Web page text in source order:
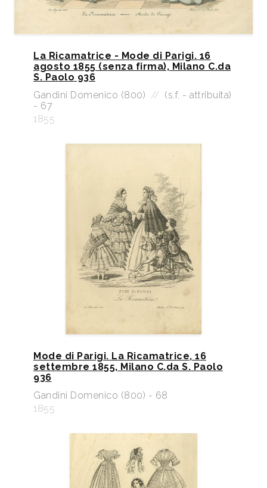
La Ricamatrice - Mode di Parigi. 16
agosto 1855 (senza firma), Milano C.da
S. Paolo 936
Gandini Domenico (800) // (s.f. - attribuita)
- 67
1855
Mode di Parigi. La Ricamatrice, 16
settembre 1855, Milano C.da S. Paolo
936
Gandini Domenico (800) - 68
1855